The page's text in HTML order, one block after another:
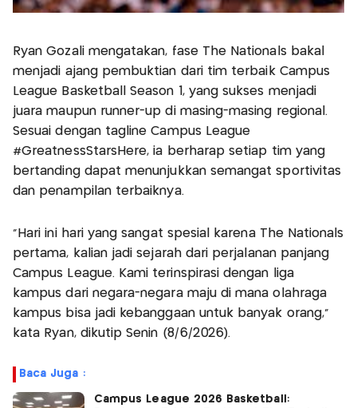
Ryan Gozali mengatakan, fase The Nationals bakal
menjadi ajang pembuktian dari tim terbaik Campus
League Basketball Season 1, yang sukses menjadi
juara maupun runner-up di masing-masing regional.
Sesuai dengan tagline Campus League
#GreatnessStarsHere, ia berharap setiap tim yang
bertanding dapat menunjukkan semangat sportivitas
dan penampilan terbaiknya.
“Hari ini hari yang sangat spesial karena The Nationals
pertama, kalian jadi sejarah dari perjalanan panjang
Campus League. Kami terinspirasi dengan liga
kampus dari negara-negara maju di mana olahraga
kampus bisa jadi kebanggaan untuk banyak orang,"
kata Ryan, dikutip Senin (8/6/2026).
Baca Juga :
Campus League 2026 Basketball: